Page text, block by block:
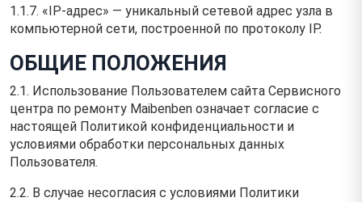
1.1.7. «IP-адрес» — уникальный сетевой адрес узла в
компьютерной сети, построенной по протоколу IP.
ОБЩИЕ ПОЛОЖЕНИЯ
2.1. Использование Пользователем сайта Сервисного
центра по ремонту Maibenben означает согласие с
настоящей Политикой конфиденциальности и
условиями обработки персональных данных
Пользователя.
2.2. В случае несогласия с условиями Политики